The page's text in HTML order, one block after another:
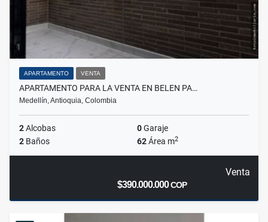
APARTAMENTO VENTA
APARTAMENTO PARA LA VENTA EN BELEN PA…
Medellín, Antioquia, Colombia
2Alcobas 0Garaje
2 Baños 62Área m2
Venta
$390.000.000COP